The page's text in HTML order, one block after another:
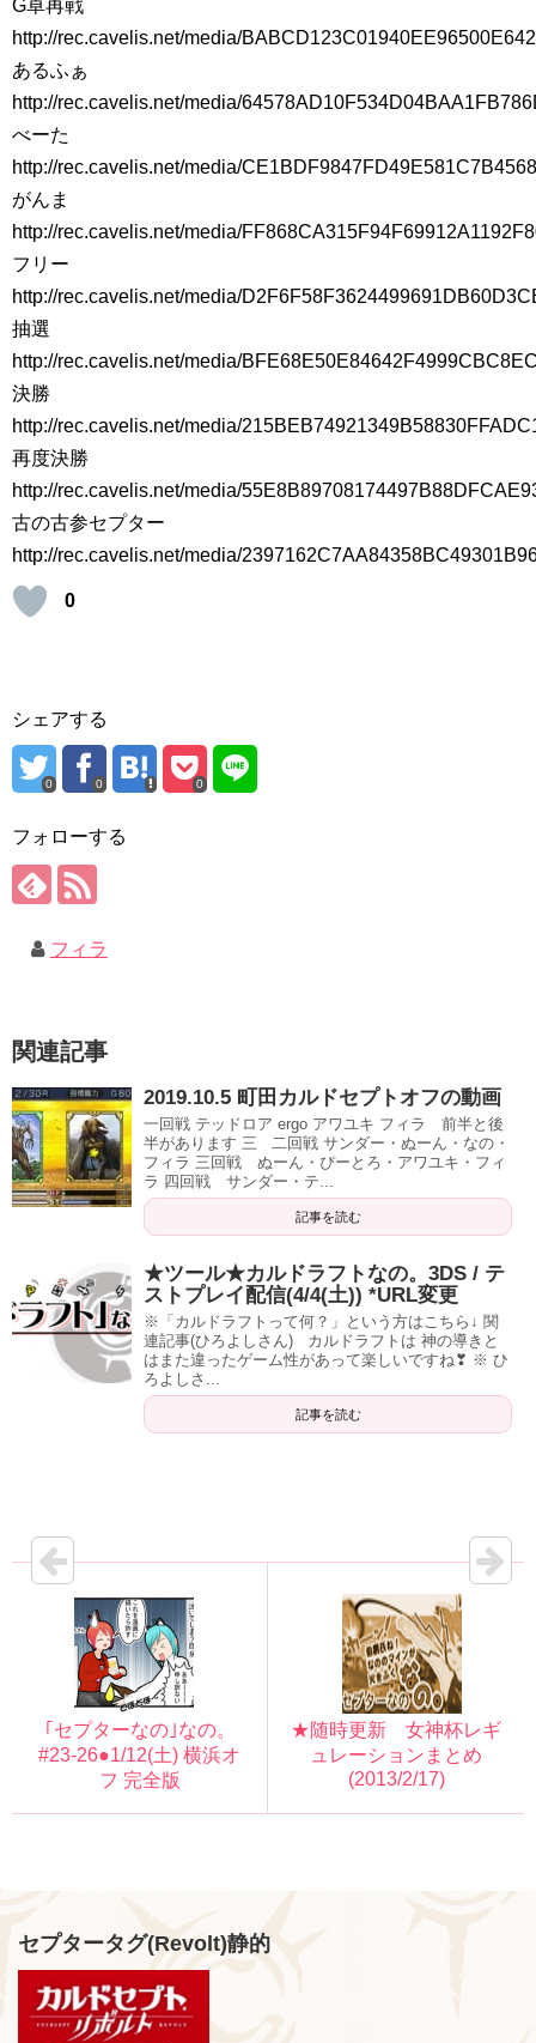
G卓再戦
http://rec.cavelis.net/media/
あるふぁ
http://rec.cavelis.net/media/
べーた
http://rec.cavelis.net/media/
がんま
http://rec.cavelis.net/media/
フリー
http://rec.cavelis.net/media/
抽選
http://rec.cavelis.net/media/
決勝
http://rec.cavelis.net/media/
再度決勝
http://rec.cavelis.net/media/
古の古参セプター
http://rec.cavelis.net/media/
0
シェアする
0 0 0
フォローする
フィラ
関連記事
2019.10.5 町田カルドセプトオフの動画
一回戦 テッドロア ergo アワユキ フィラ 前半と後
半があります 三 二回戦 サンダー・ぬーん・なの・
フィラ 三回戦 ぬーん・ぴーとろ・アワユキ・フィ
ラ 四回戦 サンダー・テ...
記事を読む
★ツール★カルドラフトなの。3DS / テ
ストプレイ配信(4/4(土)) *URL変更
※「カルドラフトって何？」という方はこちら↓ 関
連記事(ひろよしさん) カルドラフトは 神の導きと
はまた違ったゲーム性があって楽しいですね❣ ※ ひ
ろよしさ...
記事を読む
｢セプターなの｣なの。
#23-26●1/12(土) 横浜オ
フ 完全版
★随時更新 女神杯レギ
ュレーションまとめ
(2013/2/17)
セプタータグ(Revolt)静的